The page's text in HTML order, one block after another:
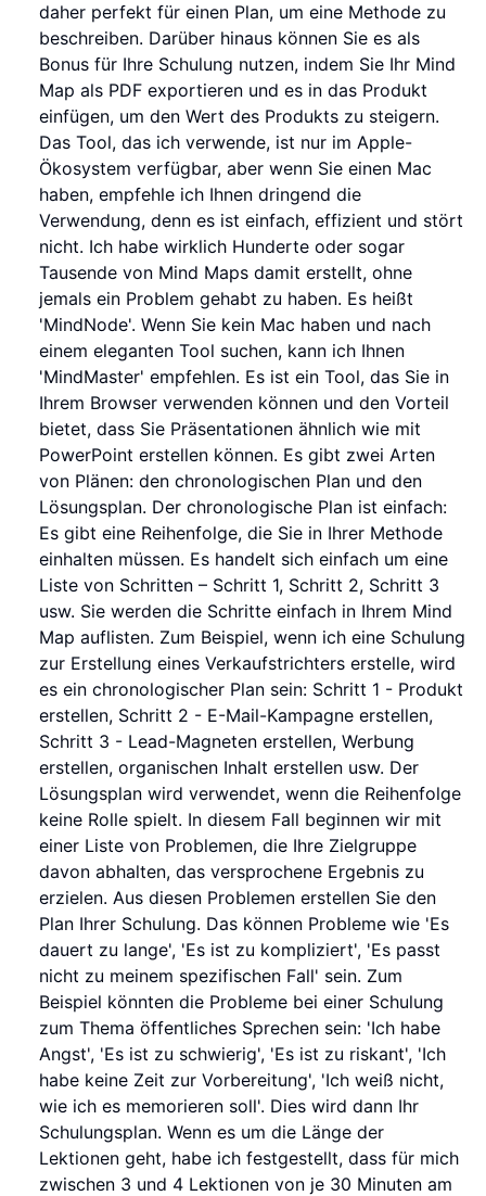
daher perfekt für einen Plan, um eine Methode zu
beschreiben. Darüber hinaus können Sie es als
Bonus für Ihre Schulung nutzen, indem Sie Ihr Mind
Map als PDF exportieren und es in das Produkt
einfügen, um den Wert des Produkts zu steigern.
Das Tool, das ich verwende, ist nur im Apple-
Ökosystem verfügbar, aber wenn Sie einen Mac
haben, empfehle ich Ihnen dringend die
Verwendung, denn es ist einfach, effizient und stört
nicht. Ich habe wirklich Hunderte oder sogar
Tausende von Mind Maps damit erstellt, ohne
jemals ein Problem gehabt zu haben. Es heißt
'MindNode'. Wenn Sie kein Mac haben und nach
einem eleganten Tool suchen, kann ich Ihnen
'MindMaster' empfehlen. Es ist ein Tool, das Sie in
Ihrem Browser verwenden können und den Vorteil
bietet, dass Sie Präsentationen ähnlich wie mit
PowerPoint erstellen können. Es gibt zwei Arten
von Plänen: den chronologischen Plan und den
Lösungsplan. Der chronologische Plan ist einfach:
Es gibt eine Reihenfolge, die Sie in Ihrer Methode
einhalten müssen. Es handelt sich einfach um eine
Liste von Schritten – Schritt 1, Schritt 2, Schritt 3
usw. Sie werden die Schritte einfach in Ihrem Mind
Map auflisten. Zum Beispiel, wenn ich eine Schulung
zur Erstellung eines Verkaufstrichters erstelle, wird
es ein chronologischer Plan sein: Schritt 1 - Produkt
erstellen, Schritt 2 - E-Mail-Kampagne erstellen,
Schritt 3 - Lead-Magneten erstellen, Werbung
erstellen, organischen Inhalt erstellen usw. Der
Lösungsplan wird verwendet, wenn die Reihenfolge
keine Rolle spielt. In diesem Fall beginnen wir mit
einer Liste von Problemen, die Ihre Zielgruppe
davon abhalten, das versprochene Ergebnis zu
erzielen. Aus diesen Problemen erstellen Sie den
Plan Ihrer Schulung. Das können Probleme wie 'Es
dauert zu lange', 'Es ist zu kompliziert', 'Es passt
nicht zu meinem spezifischen Fall' sein. Zum
Beispiel könnten die Probleme bei einer Schulung
zum Thema öffentliches Sprechen sein: 'Ich habe
Angst', 'Es ist zu schwierig', 'Es ist zu riskant', 'Ich
habe keine Zeit zur Vorbereitung', 'Ich weiß nicht,
wie ich es memorieren soll'. Dies wird dann Ihr
Schulungsplan. Wenn es um die Länge der
Lektionen geht, habe ich festgestellt, dass für mich
zwischen 3 und 4 Lektionen von je 30 Minuten am